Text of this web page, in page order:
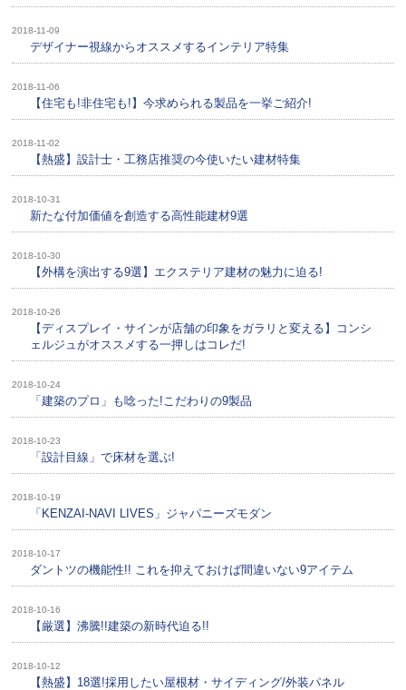
2018-11-09
デザイナー視線からオススメするインテリア特集
2018-11-06
【住宅も!非住宅も!】今求められる製品を一挙ご紹介!
2018-11-02
【熱盛】設計士・工務店推奨の今使いたい建材特集
2018-10-31
新たな付加価値を創造する高性能建材9選
2018-10-30
【外構を演出する9選】エクステリア建材の魅力に迫る!
2018-10-26
【ディスプレイ・サインが店舗の印象をガラリと変える】コンシ
ェルジュがオススメする一押しはコレだ!
2018-10-24
「建築のプロ」も唸った!こだわりの9製品
2018-10-23
「設計目線」で床材を選ぶ!
2018-10-19
「KENZAI-NAVI LIVES」ジャパニーズモダン
2018-10-17
ダントツの機能性!! これを抑えておけば間違いない9アイテム
2018-10-16
【厳選】沸騰!!建築の新時代迫る!!
2018-10-12
【熱盛】18選!採用したい屋根材・サイディング/外装パネル